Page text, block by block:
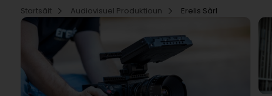
Startsäit
Audiovisuel Produktioun Erelis Sàrl